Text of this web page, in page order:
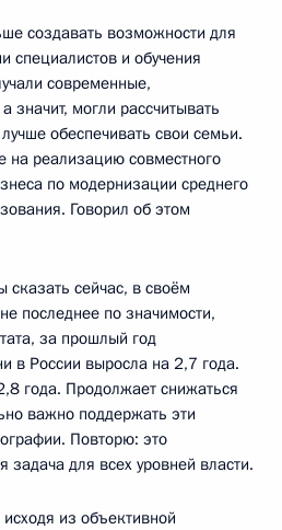
создавать возможности для
и обучения
современные,
значит, могли рассчитывать
обеспечивать свои семьи.
реализацию совместного
по модернизации среднего
Говорил об этом
сказать сейчас, в своём
последнее по значимости,
за прошлый год
в России выросла на 2,7 года.
года. Продолжает снижаться
важно поддержать эти
Повторю: это
задача для всех уровней власти.
из объективной